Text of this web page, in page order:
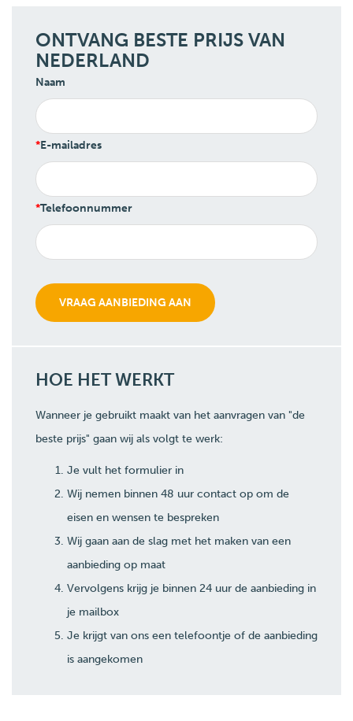
ONTVANG BESTE PRIJS VAN
NEDERLAND
Naam
E-mailadres
Telefoonnummer
HOE HET WERKT
Wanneer je gebruikt maakt van het aanvragen van "de
beste prijs" gaan wij als volgt te werk:
Je vult het formulier in
Wij nemen binnen 48 uur contact op om de
eisen en wensen te bespreken
Wij gaan aan de slag met het maken van een
aanbieding op maat
Vervolgens krijg je binnen 24 uur de aanbieding in
je mailbox
Je krijgt van ons een telefoontje of de aanbieding
is aangekomen